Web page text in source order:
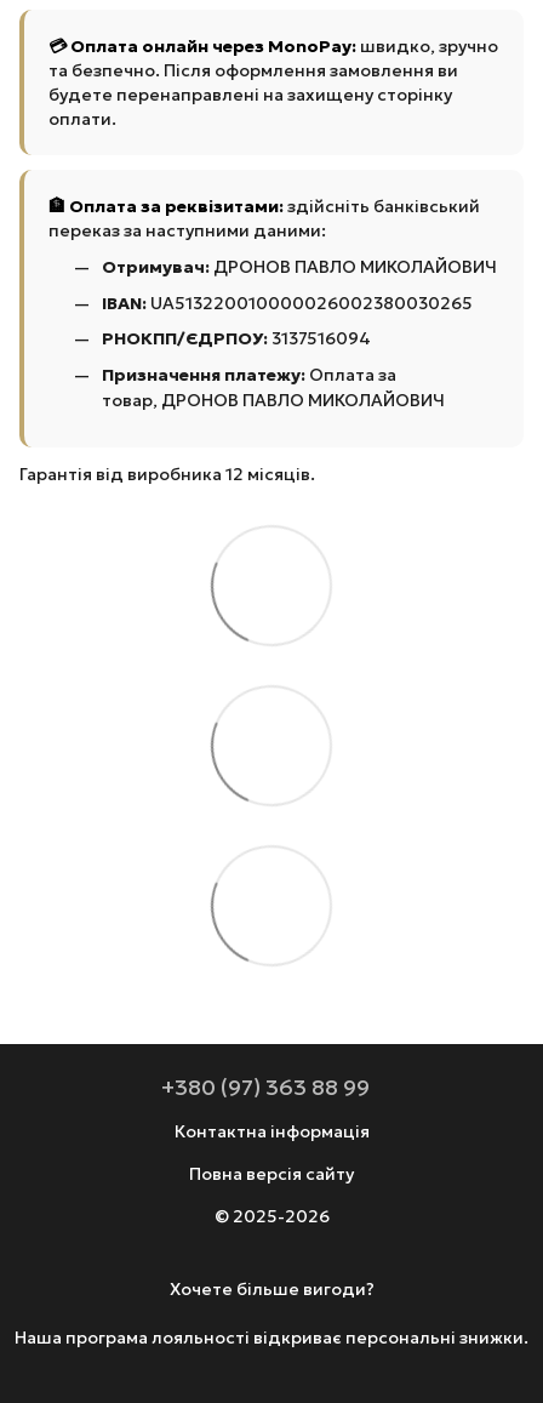
💳 Оплата онлайн через MonoPay: швидко, зручно
та безпечно. Після оформлення замовлення ви
будете перенаправлені на захищену сторінку
оплати.
🏦 Оплата за реквізитами:здійсніть банківський
переказ за наступними даними:
Отримувач: ДРОНОВ ПАВЛО МИКОЛАЙОВИЧ
IBAN: UA513220010000026002380030265
РНОКПП/ЄДРПОУ: 3137516094
Призначення платежу: Оплата за
товар, ДРОНОВ ПАВЛО МИКОЛАЙОВИЧ
Гарантія від виробника 12 місяців.
+380 (97) 363 88 99
Контактна інформація
Повна версія сайту
© 2025-2026
Хочете більше вигоди?
Наша програма лояльності відкриває персональні знижки.